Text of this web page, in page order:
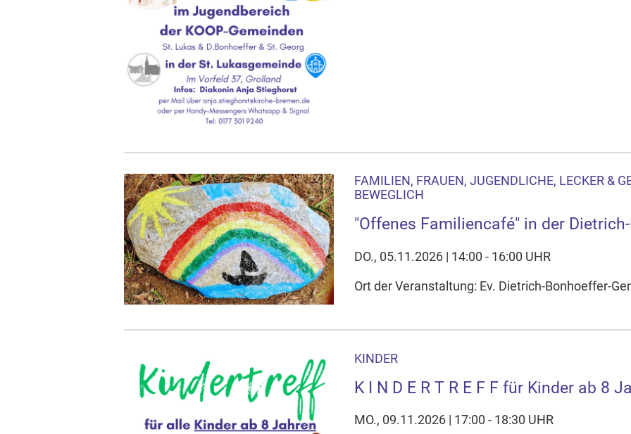
FAMILIEN, FRAUEN, JUGENDLICHE, LECKER &
BEWEGLICH
"Offenes Familiencafé" in der
DO., 05.11.2026 | 14:00 - 16:00 UHR
Ort der Veranstaltung: Ev. Dietrich-Bonhoeffer-
KINDER
K I N D E R T R E F F für Kinder ab 8
MO., 09.11.2026 | 17:00 - 18:30 UHR